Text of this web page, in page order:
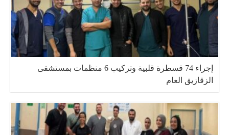
إجراء 74 قسطرة قلبية وتركيب 6 منظمات بمستشفى
الزقازيق العام